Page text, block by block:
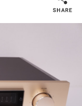
検索